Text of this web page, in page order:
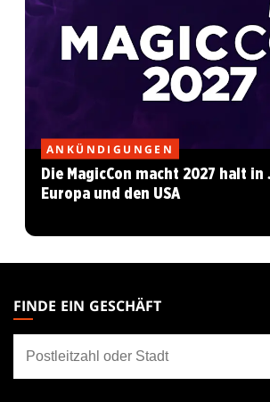
ANKÜNDIGUNGEN
Die MagicCon macht 2027 halt in
Europa und den USA
THE
GATHERING
FOOTER
FINDE EIN GESCHÄFT
ein
Geschäft